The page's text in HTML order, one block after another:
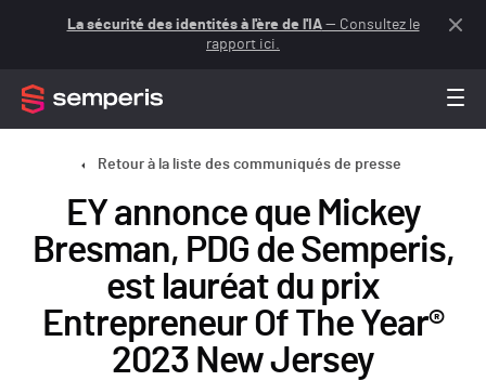
La sécurité des identités à l'ère de l'IA— Consultez le
rapport ici.
Retour à la liste des communiqués de presse
EY annonce que Mickey
Bresman, PDG de Semperis,
est lauréat du prix
Entrepreneur Of The Year®
2023 New Jersey